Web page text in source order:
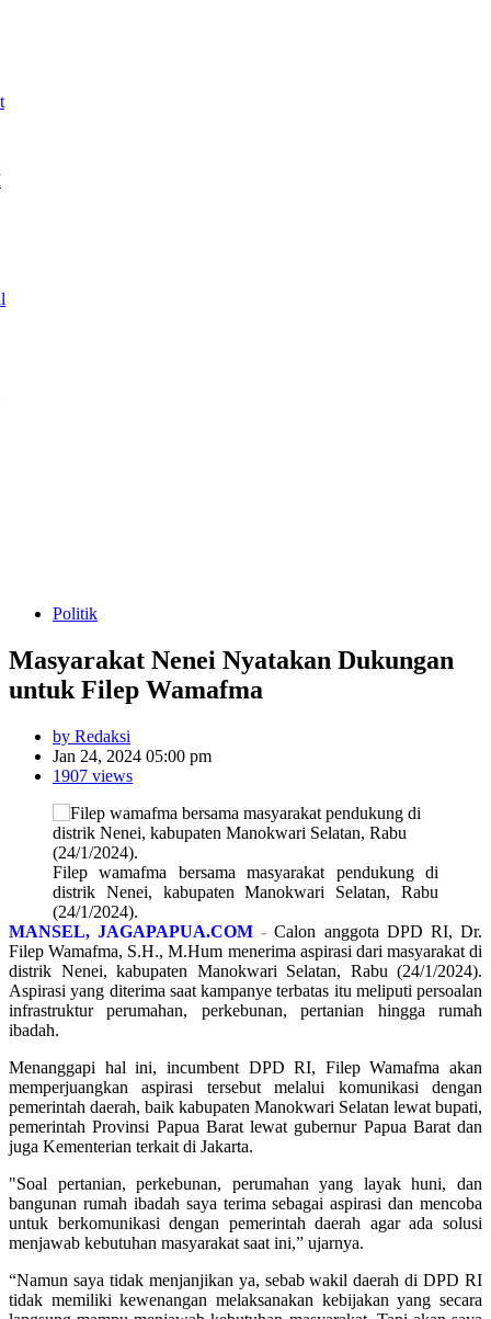
Politik
Masyarakat Nenei Nyatakan Dukungan
untuk Filep Wamafma
by Redaksi
Jan 24, 2024 05:00 pm
1907 views
Filep wamafma bersama masyarakat pendukung di
distrik Nenei, kabupaten Manokwari Selatan, Rabu
(24/1/2024).
MANSEL, JAGAPAPUA.COM -Calon anggota DPD RI, Dr.
Filep Wamafma, S.H., M.Hum menerima aspirasi dari masyarakat di
distrik Nenei, kabupaten Manokwari Selatan, Rabu (24/1/2024).
Aspirasi yang diterima saat kampanye terbatas itu meliputi persoalan
infrastruktur perumahan, perkebunan, pertanian hingga rumah
ibadah.
Menanggapi hal ini, incumbent DPD RI, Filep Wamafma akan
memperjuangkan aspirasi tersebut melalui komunikasi dengan
pemerintah daerah, baik kabupaten Manokwari Selatan lewat bupati,
pemerintah Provinsi Papua Barat lewat gubernur Papua Barat dan
juga Kementerian terkait di Jakarta.
"Soal pertanian, perkebunan, perumahan yang layak huni, dan
bangunan rumah ibadah saya terima sebagai aspirasi dan mencoba
untuk berkomunikasi dengan pemerintah daerah agar ada solusi
menjawab kebutuhan masyarakat saat ini,” ujarnya.
“Namun saya tidak menjanjikan ya, sebab wakil daerah di DPD RI
tidak memiliki kewenangan melaksanakan kebijakan yang secara